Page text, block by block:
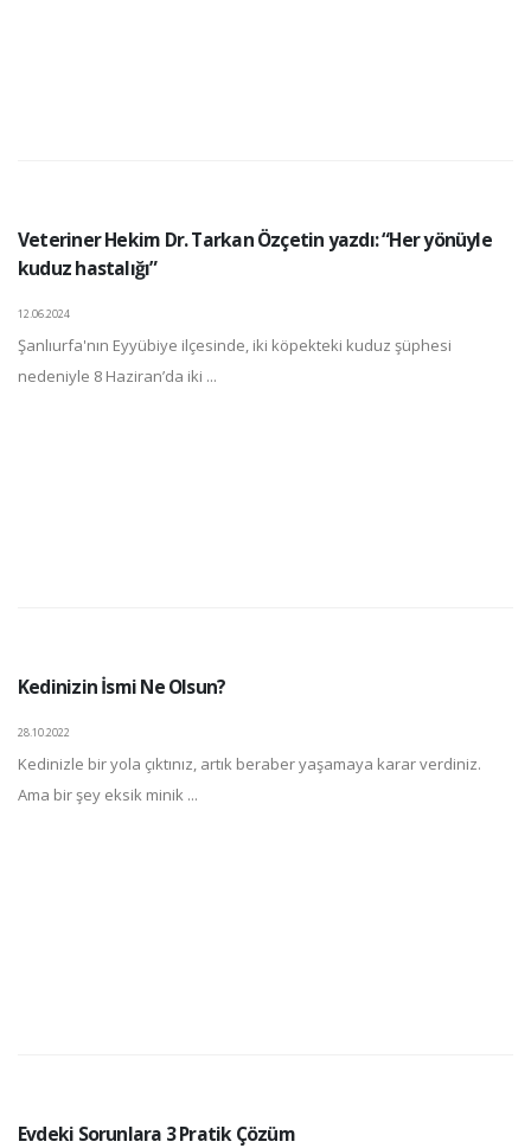
Veteriner Hekim Dr. Tarkan Özçetin yazdı: “Her yönüyle
kuduz hastalığı”
12.06.2024
Şanlıurfa'nın Eyyübiye ilçesinde, iki köpekteki kuduz şüphesi
nedeniyle 8 Haziran’da iki ...
Kedinizin İsmi Ne Olsun?
28.10.2022
Kedinizle bir yola çıktınız, artık beraber yaşamaya karar verdiniz.
Ama bir şey eksik minik ...
Evdeki Sorunlara 3 Pratik Çözüm